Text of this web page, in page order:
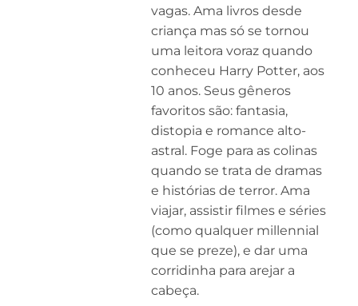
vagas. Ama livros desde
criança mas só se tornou
uma leitora voraz quando
conheceu Harry Potter, aos
10 anos. Seus gêneros
favoritos são: fantasia,
distopia e romance alto-
astral. Foge para as colinas
quando se trata de dramas
e histórias de terror. Ama
viajar, assistir filmes e séries
(como qualquer millennial
que se preze), e dar uma
corridinha para arejar a
cabeça.